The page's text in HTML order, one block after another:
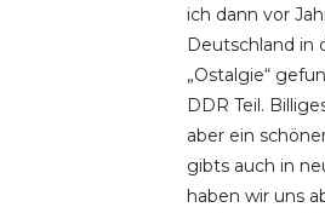
ich dann vor
Deutschland in
„Ostalgie“
DDR Teil.
aber ein
gibts auch in
haben wir uns